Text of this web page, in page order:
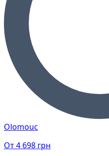
Olomouc
От4 698 грн